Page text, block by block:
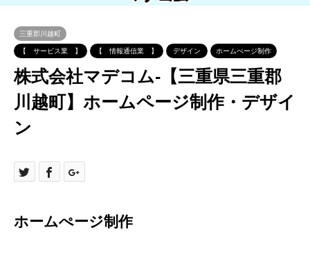
三重郡川越町
【 サービス業 】
【 情報通信業 】 デザイン ホームぺージ制作
株式会社マデコム-【三重県三重郡
川越町】ホームページ制作・デザイ
ン
ホームぺージ制作